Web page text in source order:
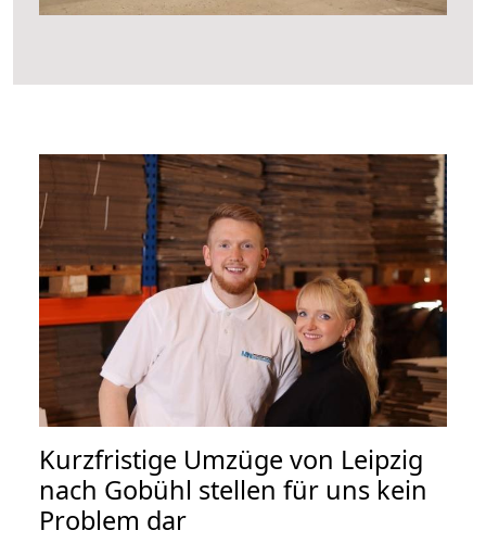
Kurzfristige Umzüge von Leipzig
nach Gobühl stellen für uns kein
Problem dar